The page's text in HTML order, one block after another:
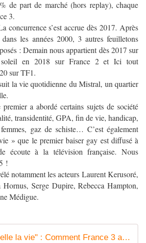
de part de marché (hors replay), chaque
3.
concurrence s’est accrue dès 2017. Après
dans les années 2000, 3 autres feuilletons
: Demain nous appartient dès 2017 sur
en 2018 sur France 2 et Ici tout
sur TF1.
la vie quotidienne du Mistral, un quartier
a abordé certains sujets de société
transidentité, GPA, fin de vie, handicap,
gaz de schiste… C’est également
» que le premier baiser gay est diffusé à
écoute à la télévision française. Nous
!
notamment les acteurs Laurent Kerusoré,
Serge Dupire, Rebecca Hampton,
Médigue.
Arrêt de "Plus belle la vie" : Comment France 3 a gagné son pari en 2004